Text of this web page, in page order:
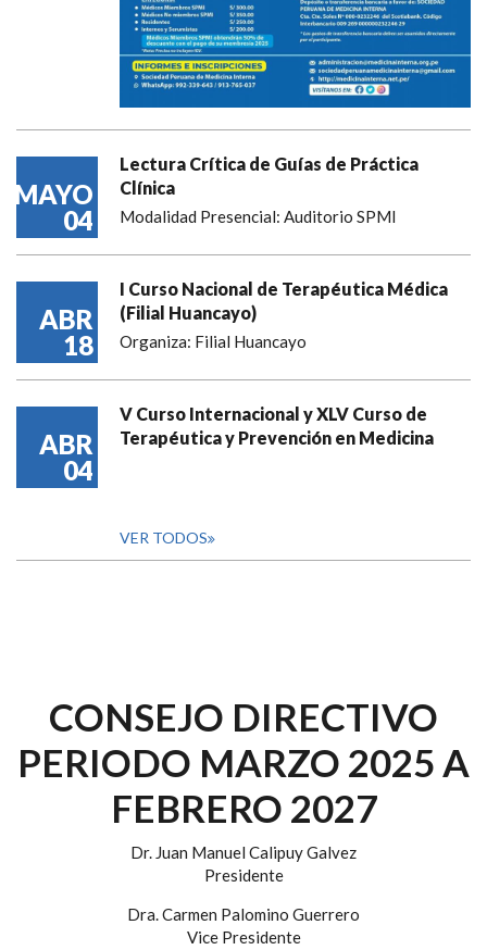
MAYO
04
Lectura Crítica de Guías de Práctica
Clínica
Modalidad Presencial: Auditorio SPMI
ABR
18
I Curso Nacional de Terapéutica Médica
(Filial Huancayo)
Organiza: Filial Huancayo
ABR
04
V Curso Internacional y XLV Curso de
Terapéutica y Prevención en Medicina
VER TODOS
CONSEJO DIRECTIVO
PERIODO MARZO 2025 A
FEBRERO 2027
Dr. Juan Manuel Calipuy Galvez
Presidente
Dra. Carmen Palomino Guerrero
Vice Presidente